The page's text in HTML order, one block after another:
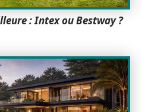
: Intex ou Bestway ?